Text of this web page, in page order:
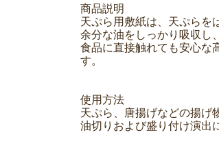
商品説明
天ぷら用敷紙は、天ぷらを
余分な油をしっかり吸収し
食品に直接触れても安心な
す。
使用方法
天ぷら、唐揚げなどの揚げ
油切りおよび盛り付け演出